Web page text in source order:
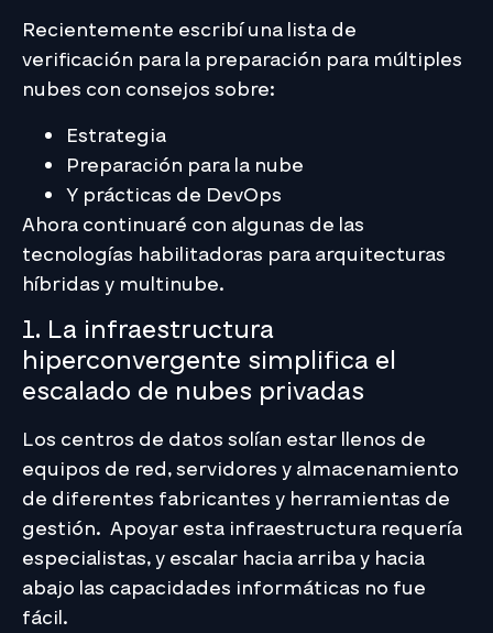
Recientemente escribí una lista de
verificación para la preparación para múltiples
nubes con consejos sobre:
Estrategia
Preparación para la nube
Y prácticas de DevOps
Ahora continuaré con algunas de las
tecnologías habilitadoras para arquitecturas
híbridas y multinube.
1. La infraestructura
hiperconvergente simplifica el
escalado de nubes privadas
Los centros de datos solían estar llenos de
equipos de red, servidores y almacenamiento
de diferentes fabricantes y herramientas de
gestión. Apoyar esta infraestructura requería
especialistas, y escalar hacia arriba y hacia
abajo las capacidades informáticas no fue
fácil.